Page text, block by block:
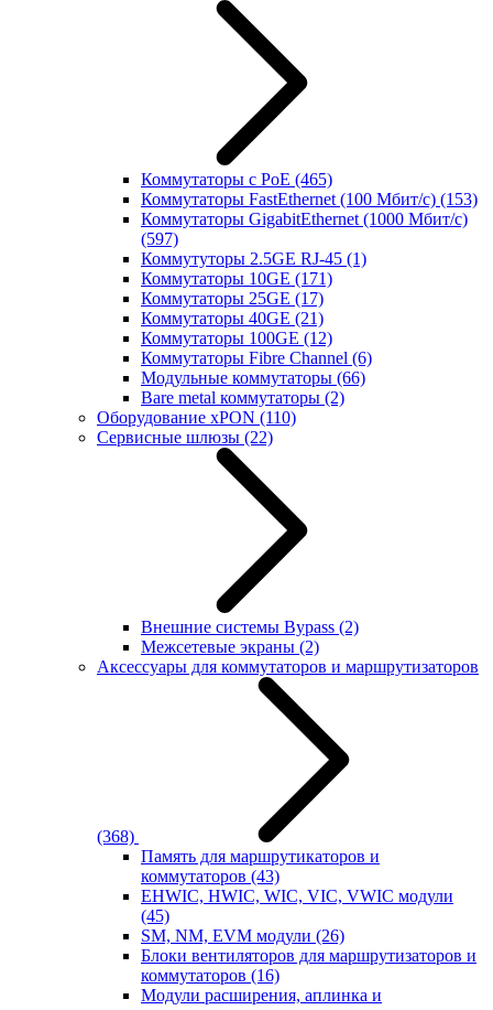
Коммутаторы с PoE (465)
Коммутаторы FastEthernet (100 Мбит/с) (153)
Коммутаторы GigabitEthernet (1000 Мбит/с)
(597)
Коммутуторы 2.5GE RJ-45 (1)
Коммутаторы 10GE (171)
Коммутаторы 25GE (17)
Коммутаторы 40GE (21)
Коммутаторы 100GE (12)
Коммутаторы Fibre Channel (6)
Модульные коммутаторы (66)
Bare metal коммутаторы (2)
Оборудование xPON (110)
Сервисные шлюзы (22)
Внешние системы Bypass (2)
Межсетевые экраны (2)
Аксессуары для коммутаторов и маршрутизаторов
(368)
Память для маршрутикаторов и
коммутаторов (43)
EHWIC, HWIC, WIC, VIC, VWIC модули
(45)
SM, NM, EVM модули (26)
Блоки вентиляторов для маршрутизаторов и
коммутаторов (16)
Модули расширения, аплинка и